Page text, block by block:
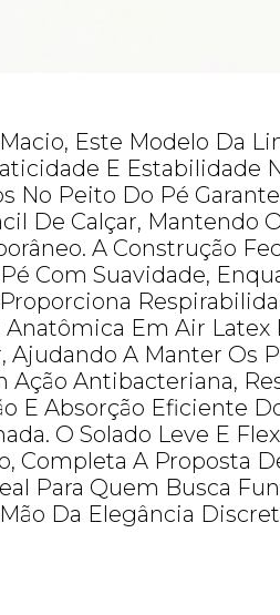
Este Modelo Da
E Estabilidade
No Peito Do Pé
De Calçar, Mantendo
A Construção
Com Suavidade,
Em Air Latex
Ajudando A Manter Os
Ação Antibacteriana,
E Absorção Eficiente
O Solado Leve E
Completa A Proposta
Para Quem Busca
Da Elegância